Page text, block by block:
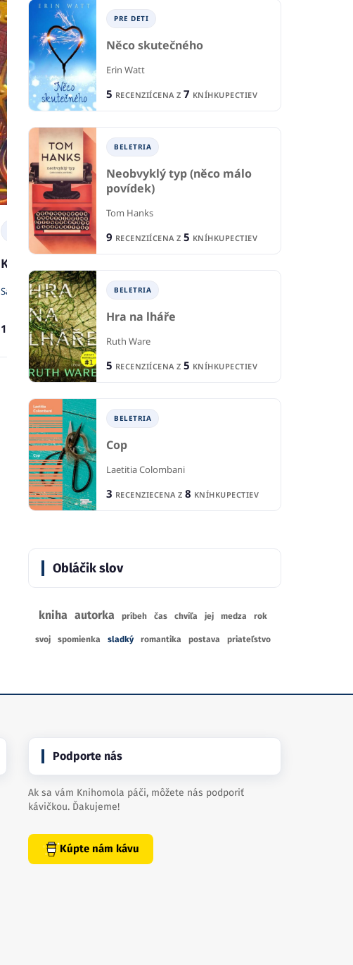
PRE DETI A MLÁDEŽ
Konyvran - Tiene
Sarah Prineasová
1 RECENCIA
PRE DETI A MLÁDEŽ
PRE DETI
Něco skutečného
Erin Watt
5 RECENZIÍCENA Z 7 KNÍHKUPECTIEV
BELETRIA
Neobvyklý typ (něco málo
povídek)
Tom Hanks
9 RECENZIÍCENA Z 5 KNÍHKUPECTIEV
BELETRIA
Hra na lháře
Ruth Ware
5 RECENZIÍCENA Z 5 KNÍHKUPECTIEV
BELETRIA
Cop
Laetitia Colombani
3 RECENZIECENA Z 8 KNÍHKUPECTIEV
Obláčik slov
kniha autorka príbeh čas chvíľa jej medza rok
svoj spomienka sladký romantika postava priateľstvo
Podporte nás
Ak sa vám Knihomola páči, môžete nás podporiť
kávičkou. Ďakujeme!
Kúpte nám kávu